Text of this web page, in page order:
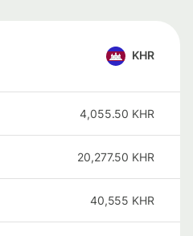
KHR
4,055.50 KHR
20,277.50 KHR
40,555 KHR